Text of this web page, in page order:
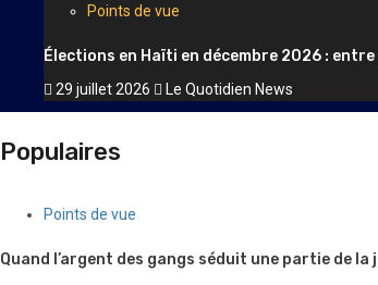
Points de vue
Élections en Haïti en décembre 2026 :
29 juillet 2026 Le Quotidien News
Populaires
Points de vue
Quand l’argent des gangs séduit une partie de